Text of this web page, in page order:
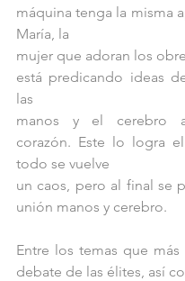
máquina tenga la misma
María, la
mujer que adoran los
está predicando ideas
las
manos y el cerebro
corazón. Este lo logra
todo se vuelve
un caos, pero al final se
unión manos y cerebro.
Entre los temas que más
debate de las élites, así